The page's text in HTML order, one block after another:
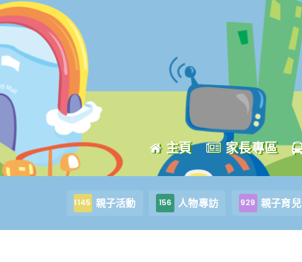
主頁 家長專區
1145 親子活動 156 人物專訪 929 親子育兒